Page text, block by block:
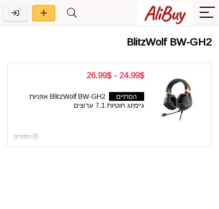
BlitzWolf BW-GH2
24.99$ - 26.99$
הסתיים
BlitzWolf BW-GH2 אוזניות
גיימינג חוטיות 7.1 ערוצים
הסתיים